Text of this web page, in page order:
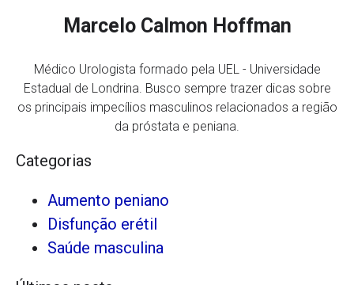
Marcelo Calmon Hoffman
Médico Urologista formado pela UEL - Universidade
Estadual de Londrina. Busco sempre trazer dicas sobre
os principais impecílios masculinos relacionados a região
da próstata e peniana.
Categorias
Aumento peniano
Disfunção erétil
Saúde masculina